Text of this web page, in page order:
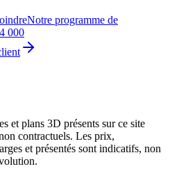
Notre programme de
000
et plans 3D présents sur ce site
contractuels. Les prix,
et présentés sont indicatifs, non